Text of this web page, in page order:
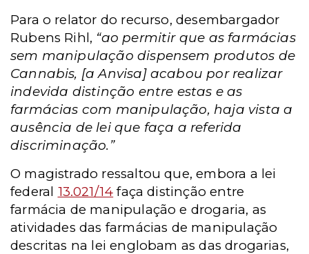
Para o relator do recurso,desembargador
Rubens Rihl, “ao permitir que as farmácias
sem manipulação dispensem produtos de
Cannabis, [a Anvisa] acabou por realizar
indevida distinção entre estas e as
farmácias com manipulação, haja vista a
ausência de lei que faça a referida
discriminação.”
O magistrado ressaltou que, embora a lei
federal 13.021/14 faça distinção entre
farmácia de manipulação e drogaria, as
atividades das farmácias de manipulação
descritas na lei englobam as das drogarias,